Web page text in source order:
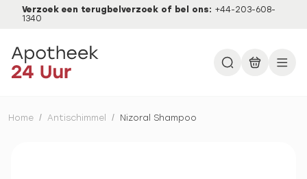
Verzoek een terugbelverzoek of bel ons: +44-203-608-
1340
Home / Antischimmel / Nizoral Shampoo